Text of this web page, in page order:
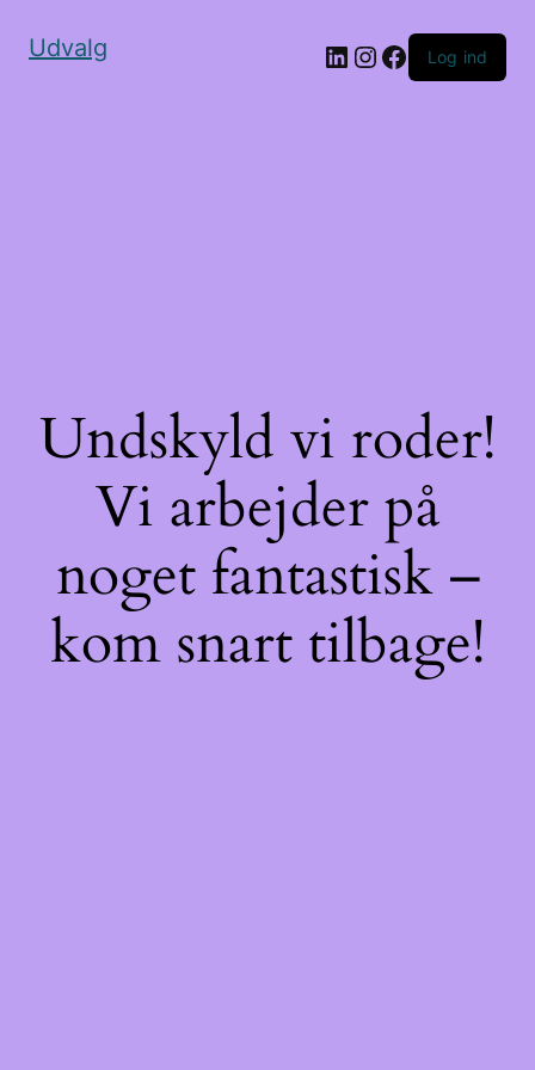
Udvalg Log ind
Undskyld vi roder!
Vi arbejder på
noget fantastisk –
kom snart tilbage!